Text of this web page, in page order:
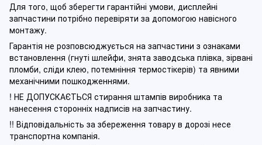
Для того, щоб зберегти гарантійні умови, дисплейні
запчастини потрібно перевіряти за допомогою навісного
монтажу.
Гарантія не розповсюджується на запчастини з ознаками
встановлення (гнуті шлейфи, знята заводська плівка, зірвані
пломби, сліди клею, потемніння термостікерів) та явними
механічними пошкодженнями.
! НЕ ДОПУСКАЄТЬСЯ стирання штампів виробника та
нанесення сторонніх надписів на запчастину.
!! Відповідальність за збереження товару в дорозі несе
транспортна компанія.